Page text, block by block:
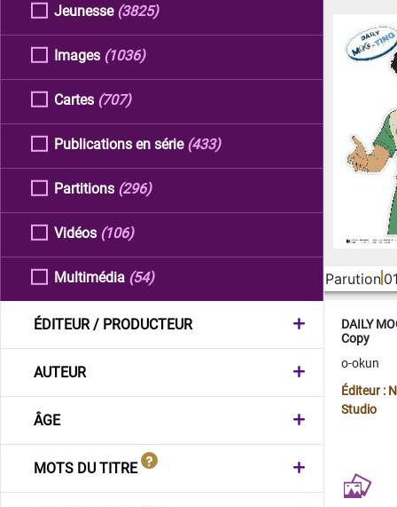
Jeunesse (3825)
Images (1036)
Cartes (707)
Publications en série (433)
Partitions (296)
Vidéos (106)
Multimédia (54)
ÉDITEUR / PRODUCTEUR
AUTEUR
ÂGE
MOTS DU TITRE
Parution
DAILY
Copy
o-okun
Éditeur :
Studio